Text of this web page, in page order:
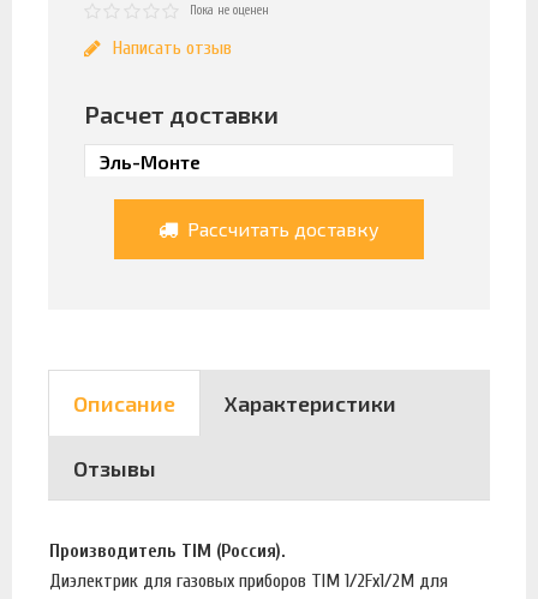
Пока не оценен
Написать отзыв
Расчет доставки
Рассчитать доставку
Описание Характеристики
Отзывы
Производитель TIM (Россия).
Диэлектрик для газовых приборов TIM 1/2Fх1/2М для